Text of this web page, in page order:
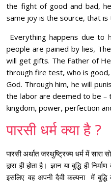
the fight of good and bad,
same joy is the source, that
Everything happens due to
people are pained by lies,
will get gifts. The Father of
through fire test, who is
God. Through him, he will
the labor are deemed to be –
kingdom, power, perfection
पारसी धर्म क्या है ?
पारसी अर्थात जरथुष्ट्रिज्म धर्म में सारा
द्वारा ही होता है। ज्ञान या बुद्धि ही
इसलिए वह अपनी दैवी कल्पना में